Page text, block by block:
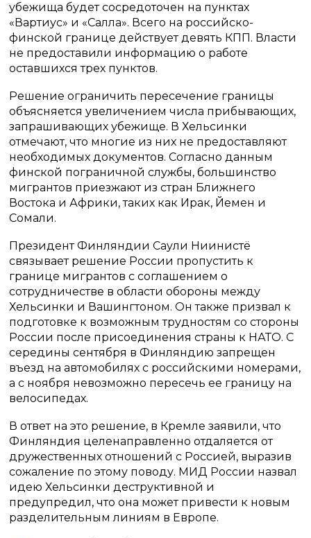
убежища будет сосредоточен на пунктах
«Вартиус» и «Салла». Всего на российско-
финской границе действует девять КПП. Власти
не предоставили информацию о работе
оставшихся трех пунктов.
Решение ограничить пересечение границы
объясняется увеличением числа прибывающих,
запрашивающих убежище. В Хельсинки
отмечают, что многие из них не предоставляют
необходимых документов. Согласно данным
финской пограничной службы, большинство
мигрантов приезжают из стран Ближнего
Востока и Африки, таких как Ирак, Йемен и
Сомали.
Президент Финляндии Саули Ниинистё
связывает решение России пропустить к
границе мигрантов с соглашением о
сотрудничестве в области обороны между
Хельсинки и Вашингтоном. Он также призвал к
подготовке к возможным трудностям со стороны
России после присоединения страны к НАТО. С
середины сентября в Финляндию запрещен
въезд на автомобилях с российскими номерами,
а с ноября невозможно пересечь ее границу на
велосипедах.
В ответ на это решение, в Кремле заявили, что
Финляндия целенаправленно отдаляется от
дружественных отношений с Россией, выразив
сожаление по этому поводу. МИД России назвал
идею Хельсинки деструктивной и
предупредил, что она может привести к новым
разделительным линиям в Европе.